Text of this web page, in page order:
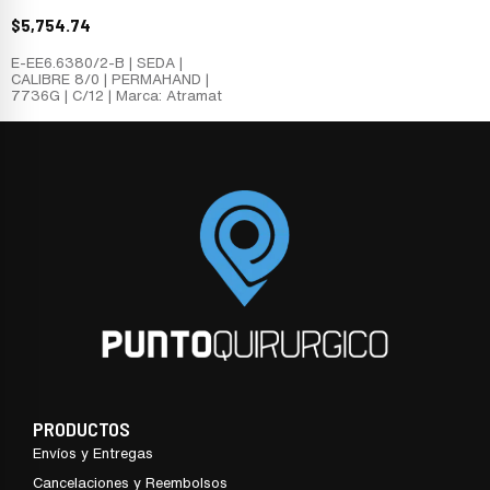
$5,754.74
E-EE6.6380/2-B | SEDA |
CALIBRE 8/0 | PERMAHAND |
7736G | C/12 | Marca: Atramat
PRODUCTOS
Envíos y Entregas
Cancelaciones y Reembolsos